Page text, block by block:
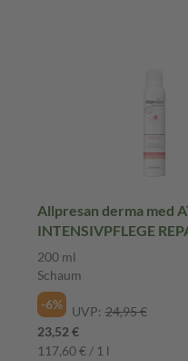
Allpresan derma med
INTENSIVPFLEGE
SCHAUM-CREME 200
200 ml
Schaum
-6%
UVP: 24,95 €
23,52 €
117,60 € / 1 l